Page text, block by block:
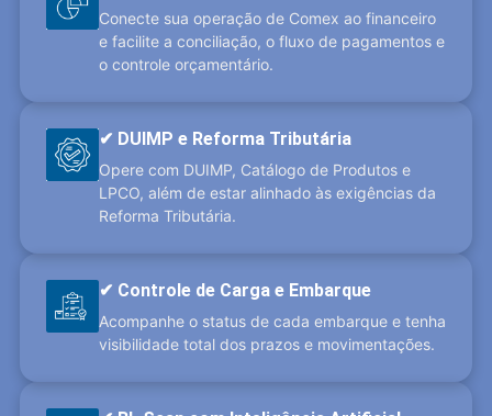
Conecte sua operação de Comex ao financeiro
e facilite a conciliação, o fluxo de pagamentos e
o controle orçamentário.
✔ DUIMP e Reforma Tributária
Opere com DUIMP, Catálogo de Produtos e
LPCO, além de estar alinhado às exigências da
Reforma Tributária.
✔ Controle de Carga e Embarque
Acompanhe o status de cada embarque e tenha
visibilidade total dos prazos e movimentações.